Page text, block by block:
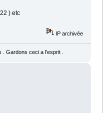
) etc
IP archivée
Gardons ceci a l'esprit .